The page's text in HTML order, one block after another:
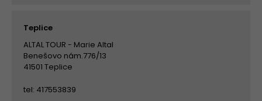
Teplice
ALTAL TOUR - Marie Altal
Benešovo nám.776/13
41501 Teplice
tel: 417553839